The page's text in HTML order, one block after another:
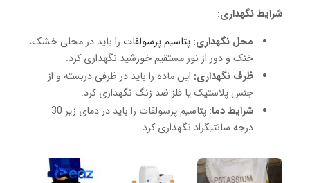
شرایط نگهداری:
محل نگهداری: پتاسیم پرسولفات را باید در محلی خشک،
خنک و دور از نور مستقیم خورشید نگهداری کرد.
ظرف نگهداری: این ماده را باید در ظرفی دربسته و از
جنس پلاستیک یا فلز ضد زنگ نگهداری کرد.
شرایط دما:
پتاسیم پرسولفات را باید در دمای زیر 30
درجه سانتیگراد نگهداری کرد.